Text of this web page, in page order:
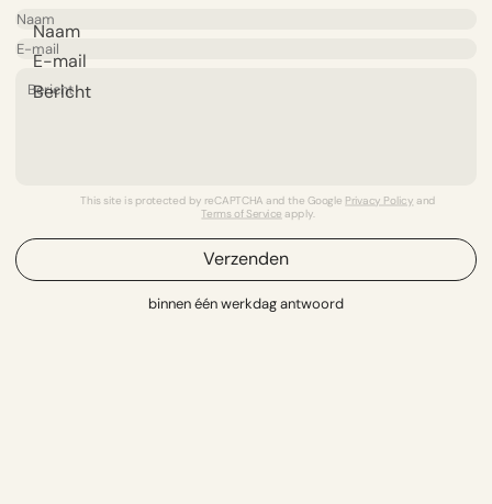
Naam
E-mail
Bericht
This site is protected by reCAPTCHA and the Google Privacy Policy and
Terms of Service apply.
Verzenden
binnen één werkdag antwoord